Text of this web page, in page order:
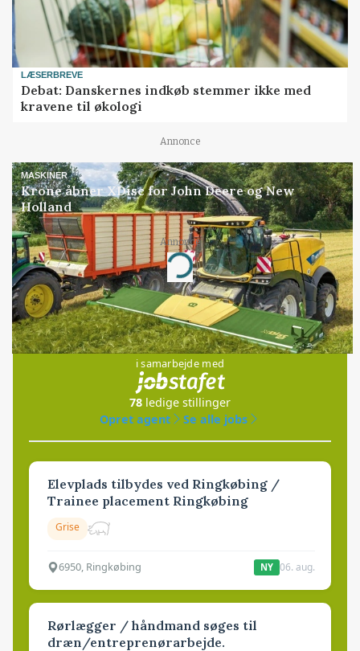
LÆSERBREVE
Debat: Danskernes indkøb stemmer ikke med
kravene til økologi
Annonce
MASKINER
Krone åbner XDisc for John Deere og New
Holland
Annonce
Loading...
Jobs
i samarbejde med
78 ledige stillinger
Opret agent
Se alle jobs
Elevplads tilbydes ved Ringkøbing /
Trainee placement Ringkøbing
Grise
6950, Ringkøbing NY 06. aug.
Rørlægger / håndmand søges til
dræn/entreprenørarbejde.